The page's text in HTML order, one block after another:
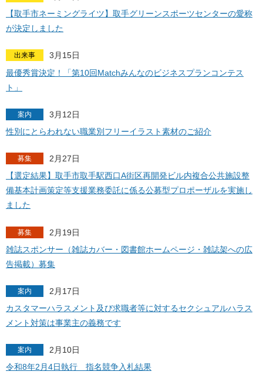
【取手市ネーミングライツ】取手グリーンスポーツセンターの愛称
が決定しました
出来事
3月15日
最優秀賞決定！「第10回Matchみんなのビジネスプランコンテス
ト」
案内
3月12日
性別にとらわれない職業別フリーイラスト素材のご紹介
募集
2月27日
【選定結果】取手市取手駅西口A街区再開発ビル内複合公共施設整
備基本計画策定等支援業務委託に係る公募型プロポーザルを実施し
ました
募集
2月19日
雑誌スポンサー（雑誌カバー・図書館ホームページ・雑誌架への広
告掲載）募集
案内
2月17日
カスタマーハラスメント及び求職者等に対するセクシュアルハラス
メント対策は事業主の義務です
案内
2月10日
令和8年2月4日執行 指名競争入札結果